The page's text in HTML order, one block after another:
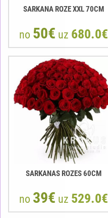
SARKANA ROZE XXL 70CM
no 50€ uz 680.0€
SARKANAS ROZES 60CM
no 39€ uz 529.0€